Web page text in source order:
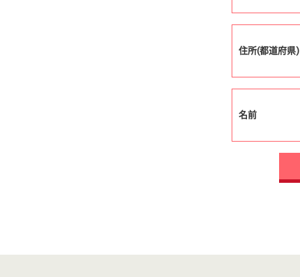
住所(都道府県)
名前